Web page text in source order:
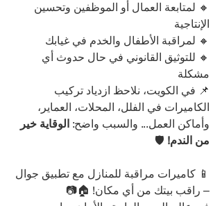
🔸 لمتابعة العمال أو الموظفين وتحسين
الإنتاجية
🔸 لمراقبة الأطفال والخدم في غيابك
🔸 للتوثيق القانوني في حال حدوث أي
مشكلة
📌 في الكويت، نلاحظ ازدياد تركيب
الكاميرات في الفلل، المحلات، العماير،
وأماكن العمل... والسبب واضح: الوقاية خير
من الندم! 🛡️
📱 كاميرات مراقبة للمنازل مع تطبيق جوال
– راقب بيتك من أي مكان! 🏠📷